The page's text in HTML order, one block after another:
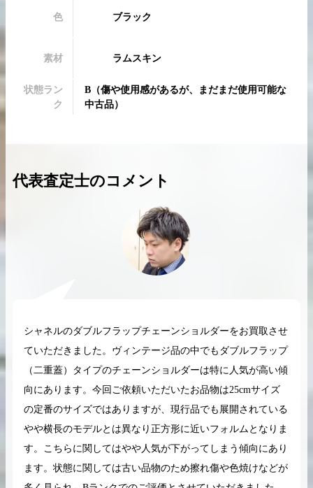
希少なリザード素材のバーキンの買取価格や
高く売るためのポイントを徹底解説
バーキン相場解説
ケリーアドの買取
取相場や高く売れ
ケリー相場解
コラムをさらにみる
色 ブラック
素材 ラムスキン
状態ラン
ク
B （傷や使用感があるが、まだまだ使用可能な
中古品）
代表査定士のコメント
シャネルのダブルフラップチェーンショルダーをお買取させ
ていただきました。ヴィンテージ品の中でもダブルフラップ
（二重蓋）タイプのチェーンショルダーは特に人気が高い傾
向にあります。今回ご依頼いただいたお品物は25cmサイズ
の定番のサイズではありますが、現行品でも展開されている
やや横長のモデルとは異なり正方形に近いフォルムとなりま
す。こちらに関してはやや人気が下がってしまう傾向にあり
ます。状態に関しては古い品物のため擦れ傷や色焼けなどが